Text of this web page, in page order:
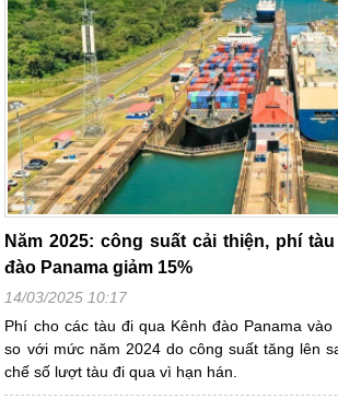
Năm 2025: công suất cải thiện, phí
đào Panama giảm 15%
14/03/2025 10:17
Phí cho các tàu đi qua Kênh đào Panama
so với mức năm 2024 do công suất tăng lên
chế số lượt tàu đi qua vì hạn hán.